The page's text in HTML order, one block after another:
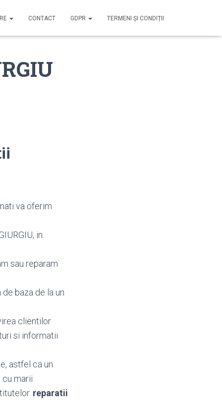
CONTACT GDPR TERMENI ȘI CONDIȚII
va oferim
in
sau reparam
baza de la un
clientilor
si informatii
astfel ca un
marii
reparatii